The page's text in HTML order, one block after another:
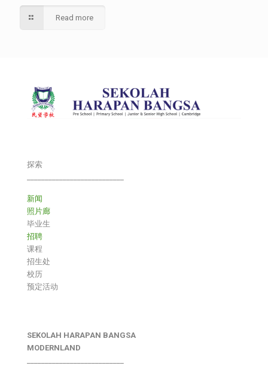
Read more
探索
新闻
照片廊
毕业生
招聘
课程
招生处
校历
预定活动
SEKOLAH HARAPAN BANGSA
MODERNLAND